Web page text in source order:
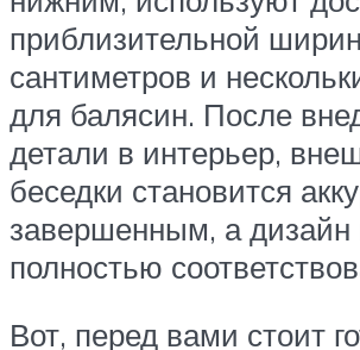
приблизительной
сантиметров и
для балясин. После
детали в интерьер,
беседки становится
завершенным, а дизайн
полностью
Вот, перед вами стоит